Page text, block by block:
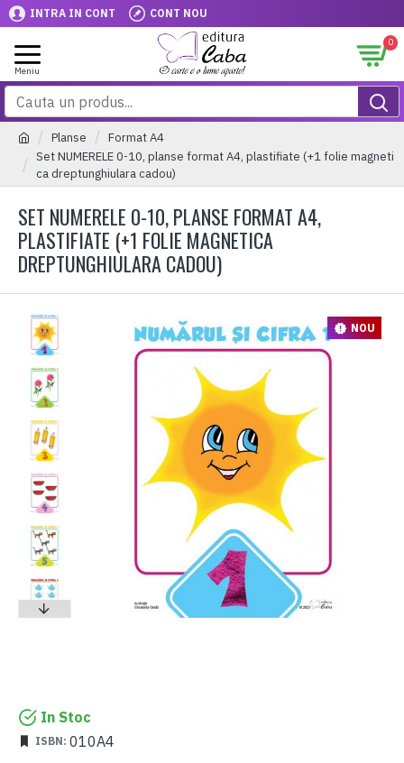
INTRA IN CONT CONT NOU
0
Planse
Format A4
Set NUMERELE 0-10, planse format A4, plastifiate (+1 folie magneti
ca dreptunghiulara cadou)
SET NUMERELE 0-10, PLANSE FORMAT A4,
PLASTIFIATE (+1 FOLIE MAGNETICA
DREPTUNGHIULARA CADOU)
NOU
In Stoc
ISBN: 010A4